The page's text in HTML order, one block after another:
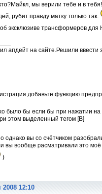
мы верили тебе и в тебя!
рубит правду матку только так.
эксклюзиве трансформеров для
апдейт на сайте.Решили
добавьте функцию
было бы если бы при нажатии на
этом выделенный тегом [B]
однако вы со счётчиком
вы вообще расматривали это
)
12:10